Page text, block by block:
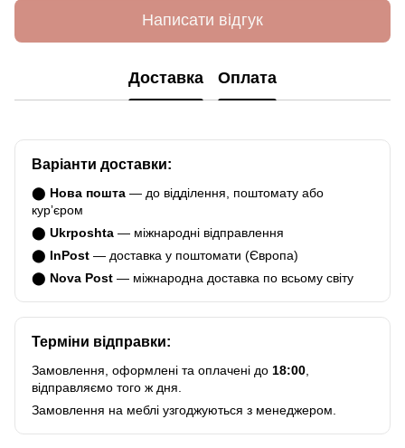
Написати відгук
Доставка Оплата
Варіанти доставки:
⬤ Нова пошта — до відділення, поштомату або
курʼєром
⬤ Ukrposhta — міжнародні відправлення
⬤ InPost — доставка у поштомати (Європа)
⬤ Nova Post — міжнародна доставка по всьому світу
Терміни відправки:
Замовлення, оформлені та оплачені до 18:00
відправляємо того ж дня.
Замовлення на меблі узгоджуються з менеджером.